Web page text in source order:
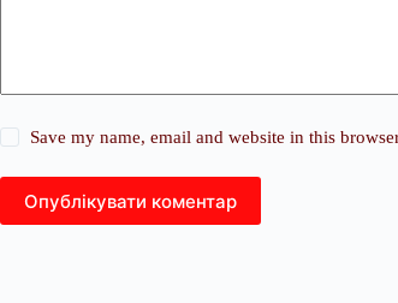
Save my name, email and website in this
Опублікувати коментар